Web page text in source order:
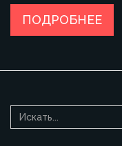
ПОДРОБНЕЕ